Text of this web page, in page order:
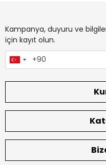
Kampanya, duyuru ve
için kayıt olun.